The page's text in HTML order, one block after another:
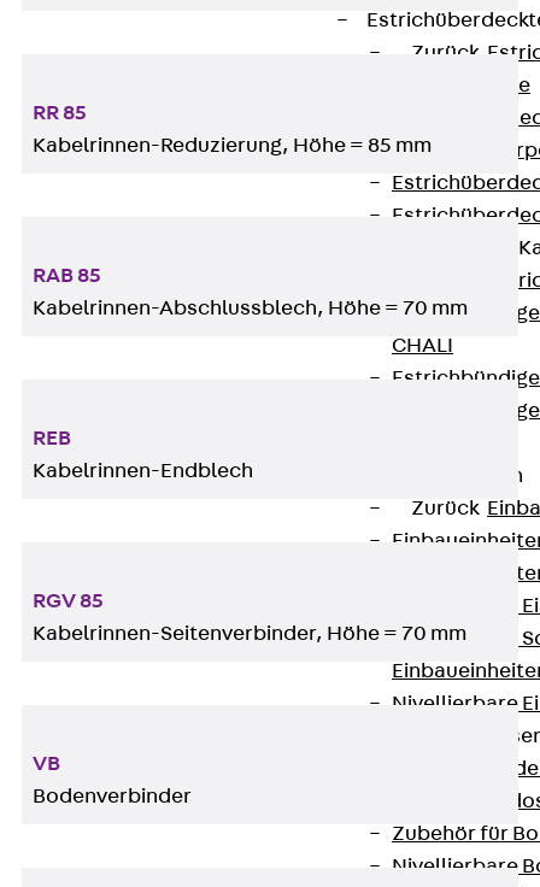
Zurück
Kanalsysteme
Estrichbündige
CHALI
Einbaueinheiten
Zurück
Nivellierbare
Nivellierbare
Nivellierbare
Zubehör für
Nivellierbare
RR 85
Kabelrinnen-Reduzierung, Höhe = 85 mm
RAB 85
Kabelrinnen-Abschlussblech, Höhe = 70 mm
REB
Kabelrinnen-Endblech
RGV 85
Kabelrinnen-Seitenverbinder, Höhe = 70 mm
VB
Bodenverbinder